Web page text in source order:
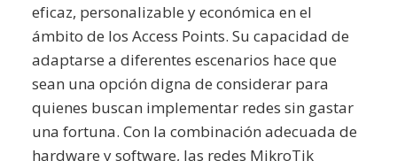
eficaz, personalizable y económica en el
ámbito de los Access Points. Su capacidad de
adaptarse a diferentes escenarios hace que
sean una opción digna de considerar para
quienes buscan implementar redes sin gastar
una fortuna. Con la combinación adecuada de
hardware y software, las redes MikroTik